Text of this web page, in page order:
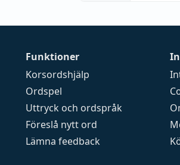
Funktioner
Korsordshjälp
Ordspel
Uttryck och ordspråk
Föreslå nytt ord
Lämna feedback